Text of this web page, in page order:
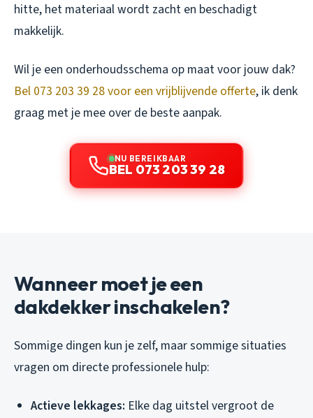
hitte, het materiaal wordt zacht en beschadigt
makkelijk.
Wil je een onderhoudsschema op maat voor jouw dak?
Bel 073 203 39 28 voor een vrijblijvende offerte, ik denk
graag met je mee over de beste aanpak.
NU BEREIKBAAR
BEL 073 203 39 28
Wanneer moet je een
dakdekker inschakelen?
Sommige dingen kun je zelf, maar sommige situaties
vragen om directe professionele hulp:
Actieve lekkages: Elke dag uitstel vergroot de